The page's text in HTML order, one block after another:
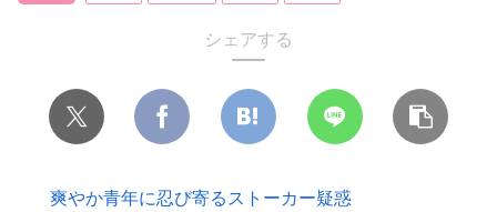
シェアする
爽やか青年に忍び寄るストーカー疑惑